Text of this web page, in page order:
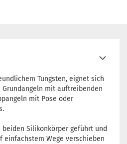
Tungsten, eignet sich
mit auftreibenden
mit Pose oder
Silikonkörper geführt und
einfachstem Wege verschieben